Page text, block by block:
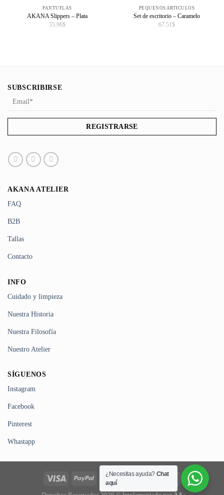
PANTUFLAS
AKANA Slippers – Plata
55.96$
PEQUEÑOS ARTICULOS
Set de escritorio – Caramelo
67.51$
SUBSCRIBIRSE
AKANA ATELIER
FAQ
B2B
Tallas
Contacto
INFO
Cuidado y limpieza
Nuestra Historia
Nuestra Filosofía
Nuestro Atelier
SÍGUENOS
Instagram
Facebook
Pinterest
Whastapp
¿Necesitas ayuda? Chat
aquí